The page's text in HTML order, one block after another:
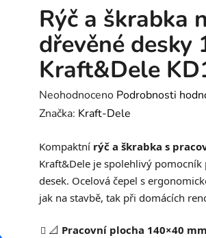
Rýč a škrabka
dřevěné desky
Kraft&Dele
Průměrné
hodnocení
je
0,0
z
5
hvězdiček.
Neohodnoceno Podrobnosti
Značka: Kraft-Dele
Kompaktní rýč a škrabka s
Kraft&Dele je spolehlivý
desek. Ocelová čepel s
jak na stavbě, tak při domácích
📐 Pracovní plocha 140×40 mm